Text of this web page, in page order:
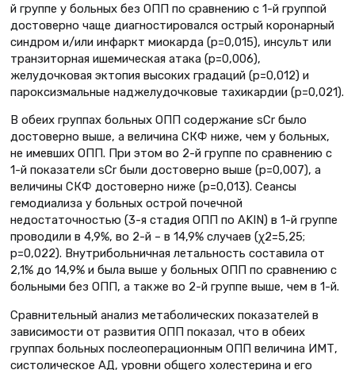
й группе у больных без ОПП по сравнению с 1-й группой
достоверно чаще диагностировался острый коронарный
синдром и/или инфаркт миокарда (p=0,015), инсульт или
транзиторная ишемическая атака (p=0,006),
желудочковая эктопия высоких градаций (p=0,012) и
пароксизмальные наджелудочковые тахикардии (p=0,021).
В обеих группах больных ОПП содержание sСr было
достоверно выше, а величина СКФ ниже, чем у больных,
не имевших ОПП. При этом во 2-й группе по сравнению с
1-й показатели sCr были достоверно выше (p=0,007), а
величины СКФ достоверно ниже (p=0,013). Сеансы
гемодиализа у больных острой почечной
недостаточностью (3-я стадия ОПП по AKIN) в 1-й группе
проводили в 4,9%, во 2-й – в 14,9% случаев (χ2=5,25;
p=0,022). Внутрибольничная летальность составила от
2,1% до 14,9% и была выше у больных ОПП по сравнению с
больными без ОПП, а также во 2-й группе выше, чем в 1-й.
Сравнительный анализ метаболических показателей в
зависимости от развития ОПП показал, что в обеих
группах больных послеоперационным ОПП величина ИМТ,
систолическое АД, уровни общего холестерина и его